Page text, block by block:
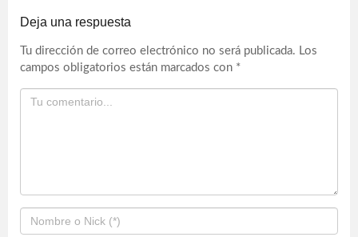
Deja una respuesta
Tu dirección de correo electrónico no será publicada. Los
campos obligatorios están marcados con *